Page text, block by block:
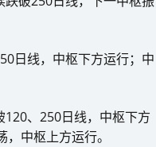
日线，中枢下方运行；中
、250日线，中枢下方
中枢上方运行。